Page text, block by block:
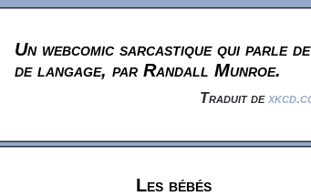
Un webcomic sarcastique qui parle
de langage, par Randall Munroe.
Traduit de
Les bébés